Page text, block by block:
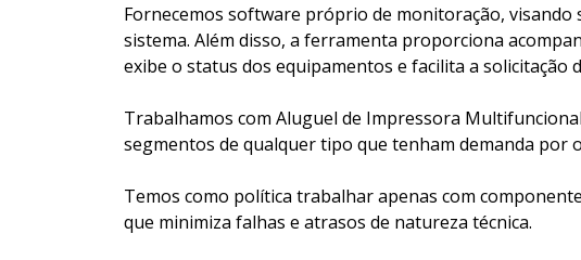
Fornecemos software próprio de monitoração,
sistema. Além disso, a ferramenta proporciona
exibe o status dos equipamentos e facilita a solicitação
Trabalhamos com Aluguel de Impressora
segmentos de qualquer tipo que tenham demanda por
Temos como política trabalhar apenas com
que minimiza falhas e atrasos de natureza técnica.